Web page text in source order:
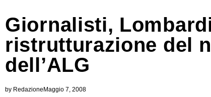
Giornalisti,
ristrutturazione del
dell’ALG
by Redazione Maggio 7, 2008